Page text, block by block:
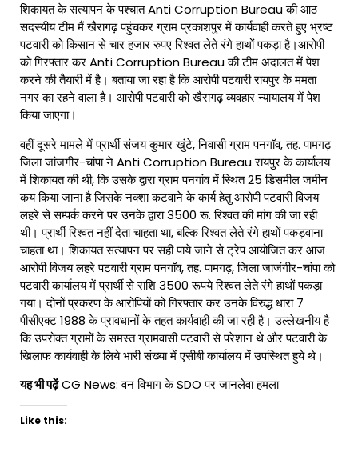
शिकायत के सत्यापन के पश्चात Anti Corruption Bureau की आठ
सदस्यीय टीम मैं खैरागढ़ पहुंचकर ग्राम प्रकाशपुर में कार्यवाही करते हुए भ्रष्ट
पटवारी को किसान से चार हजार रुपए रिश्वत लेते रंगे हाथों पकड़ा है।आरोपी
को गिरफ्तार कर Anti Corruption Bureau की टीम अदालत में पेश
करने की तैयारी में है। बताया जा रहा है कि आरोपी पटवारी रायपुर के ममता
नगर का रहने वाला है। आरोपी पटवारी को खैरागढ़ व्यवहार न्यायालय में पेश
किया जाएगा।
वहीं दूसरे मामले में प्रार्थी संजय कुमार खुंटे, निवासी ग्राम पनगॉव, तह. पामगढ़
जिला जांजगीर-चांपा ने Anti Corruption Bureau रायपुर के कार्यालय
में शिकायत की थी, कि उसके द्वारा ग्राम पनगांव में स्थित 25 डिसमील जमीन
कय किया जाना है जिसके नक्शा कटवाने के कार्य हेतु आरोपी पटवारी विजय
लहरे से सम्पर्क करने पर उनके द्वारा 3500 रू. रिश्वत की मांग की जा रही
थी। प्रार्थी रिश्वत नहीं देता चाहता था, बल्कि रिश्वत लेते रंगे हाथों पकड़वाना
चाहता था। शिकायत सत्यापन पर सही पाये जाने से ट्रेप आयोजित कर आज
आरोपी विजय लहरे पटवारी ग्राम पनगॉव, तह. पामगढ़, जिला जाजंगीर-चांपा को
पटवारी कार्यालय में प्रार्थी से राशि 3500 रूपये रिश्वत लेते रंगे हाथों पकड़ा
गया। दोनों प्रकरण के आरोपियों को गिरफ्तार कर उनके विरुद्ध धारा 7
पीसीएक्ट 1988 के प्रावधानों के तहत कार्यवाही की जा रही है। उल्लेखनीय है
कि उपरोक्त ग्रामों के समस्त ग्रामवासी पटवारी से परेशान थे और पटवारी के
खिलाफ कार्यवाही के लिये भारी संख्या में एसीबी कार्यालय में उपस्थित हुये थे।
यह भी पढ़ेंCG News: वन विभाग के SDO पर जानलेवा हमला
Like this: